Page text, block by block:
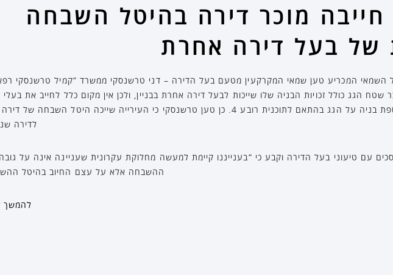
חייבה מוכר דירה בהיטל השבחה
של בעל דירה אחרת
השמאי המכריע טען שמאי המקרקעין מטעם בעל הדירה – דני טרשנסקי ממשרד “קמיל טרשנסקי
הגג כולל זכויות הבניה שלו שייכות לבעל דירה אחרת בבניין, ולכן אין מקום כלל לחייב את בעלי
בהשבחה עבור אפשרות של תוספת בניה על הגג בהתאם לתוכנית רובע 4. כן טען טרשנסקי כי העירייה שייכה היטל השבחה
לדירה
עם טיעוני בעל הדירה וקבע כי “בענייננו קיימת למעשה מחלוקת עקרונית שעניינה אינה על
ההשבחה אלא על עצם החיוב בהיטל
להמשך